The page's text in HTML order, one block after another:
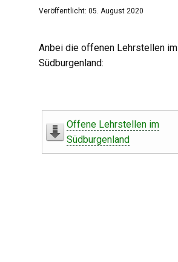
Veröffentlicht: 05. August 2020
Anbei die offenen Lehrstellen im
Südburgenland:
Offene Lehrstellen im
Südburgenland